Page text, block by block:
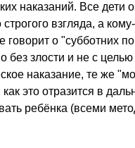
наказаний. Все дети
взгляда, а
говорит о "субботних
без злости и не с
наказание, те же
как это отразится в
ребёнка (всеми